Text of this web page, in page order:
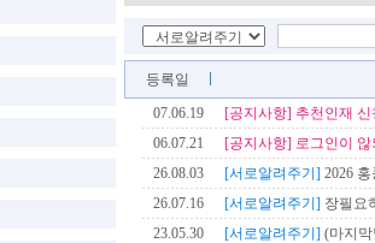
등록일
07.06.19
[공지사항] 추천인재
06.07.21
[공지사항] 로그인이
26.08.03
[서로알려주기] 2026
26.07.16
[서로알려주기] 장필요
23.05.30
[서로알려주기] (마지